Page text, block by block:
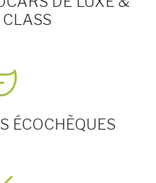
ÉCOCHÈQUES